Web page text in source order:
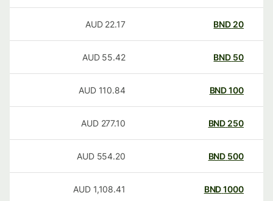
20
BND
22.17
AUD
50
BND
55.42
AUD
100
BND
110.84
AUD
250
BND
277.10
AUD
500
BND
554.20
AUD
1000
BND
1,108.41
AUD